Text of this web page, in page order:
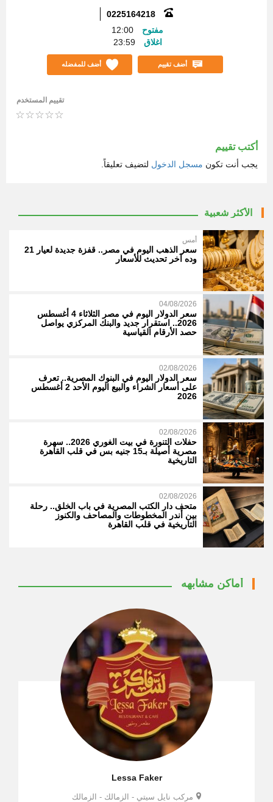
0225164218
مفتوح
12:00
اغلاق
23:59
أضف تقييم أضف للمفضله
تقييم المستخدم
أكتب تقييم
يجب أنت تكون مسجل الدخول لتضيف تعليقاً.
الأكثر شعبية
أمس
سعر الذهب اليوم في مصر.. قفزة جديدة لعيار 21
وده آخر تحديث للأسعار
04/08/2026
سعر الدولار اليوم في مصر الثلاثاء 4 أغسطس
2026.. استقرار جديد والبنك المركزي يواصل
حصد الأرقام القياسية
02/08/2026
سعر الدولار اليوم في البنوك المصرية.. تعرف
على أسعار الشراء والبيع اليوم الأحد 2 أغسطس
2026
02/08/2026
حفلات التنورة في بيت الغوري 2026.. سهرة
مصرية أصيلة بـ15 جنيه بس في قلب القاهرة
التاريخية
02/08/2026
متحف دار الكتب المصرية في باب الخلق.. رحلة
بين أندر المخطوطات والمصاحف والكنوز
التاريخية في قلب القاهرة
أماكن مشابهه
Lessa Faker
مركب نايل سيتي - الزمالك - الزمالك